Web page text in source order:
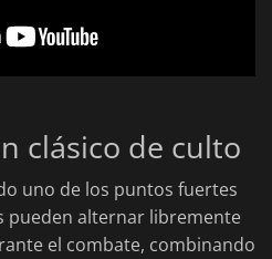
clásico de culto
uno de los puntos fuertes
pueden alternar libremente
el combate, combinando